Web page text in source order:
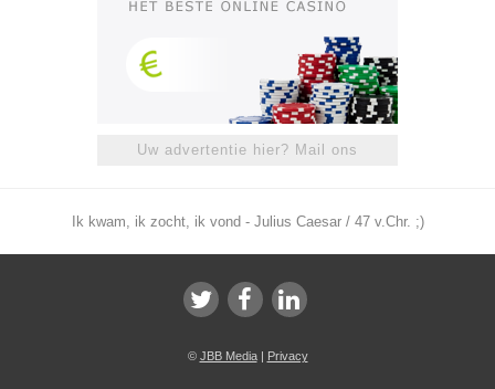
Uw advertentie hier? Mail ons
Ik kwam, ik zocht, ik vond - Julius Caesar / 47 v.Chr. ;)
© JBB Media| Privacy